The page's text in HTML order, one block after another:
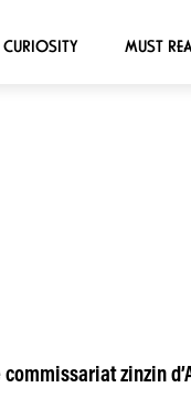
MUST
zinzin